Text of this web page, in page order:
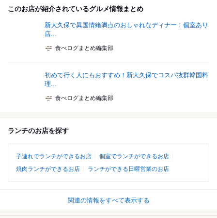
このお店が紹介されているグルメ情報まとめ
新大久保で異国情緒満点のおしゃれなディナー！個室あり
店...
食べログまとめ編集部
初めて行く人にもおすすめ！新大久保でコスパ抜群韓国料
理...
食べログまとめ編集部
ランチのお店を探す
子連れでランチができるお店
個室でランチができるお店
焼肉ランチができるお店
ランチができる日曜営業のお店
関連の情報をすべて表示する